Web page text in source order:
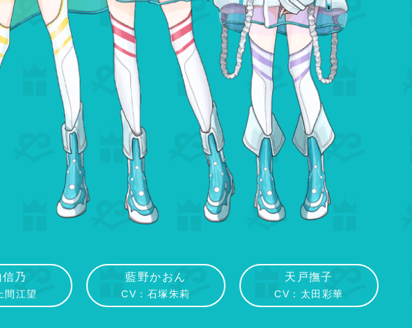
乃
間江望
藍野かおん
CV：石塚朱莉
天戸撫子
CV：太田彩華